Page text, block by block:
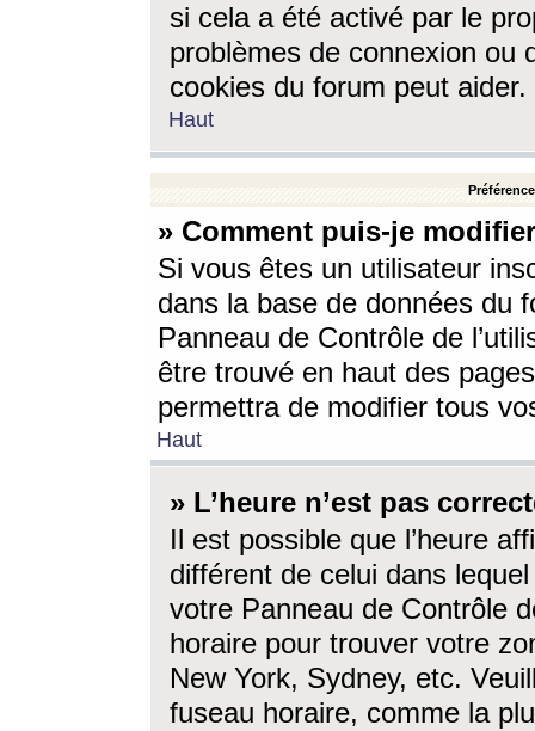
si cela a été activé par le
problèmes de connexion ou
cookies du forum peut aider.
Haut
» Comment puis-je
Si vous êtes un utilisateur
dans la base de données du
Panneau de Contrôle de
être trouvé en haut des
permettra de modifier tous
Haut
» L’heure n’est pas
Il est possible que l’heure
différent de celui dans
votre Panneau de Contrôle
horaire pour trouver votre
New York, Sydney, etc.
fuseau horaire, comme la